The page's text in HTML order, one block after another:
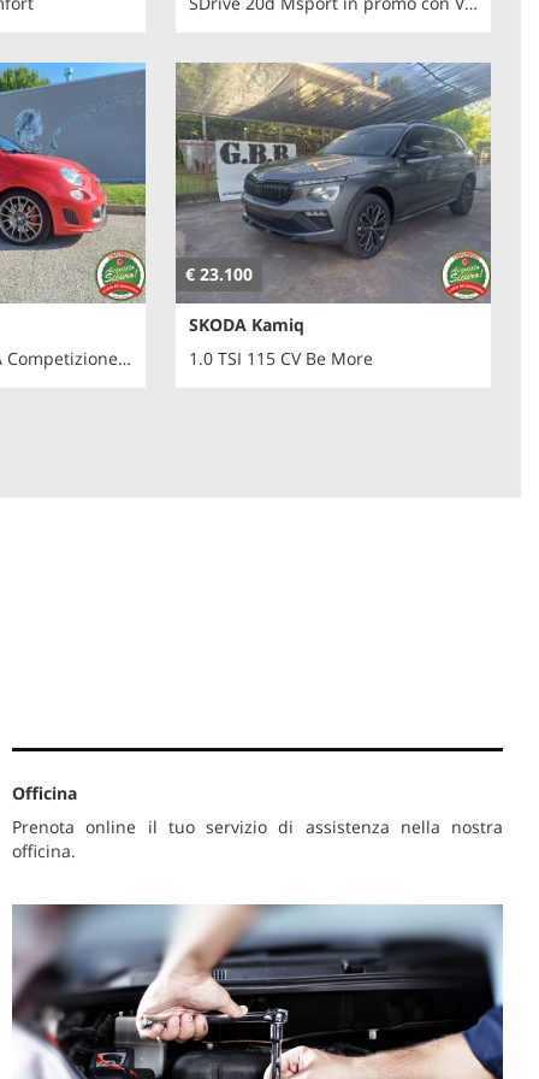
1.4 Turbo T-Jet MTA Competizione Tributo Ferrari
€ 23.100
SKODA Kamiq
1.0 TSI 115 CV Be More
Officina
Prenota online il tuo servizio di assistenza nella nostra
officina.